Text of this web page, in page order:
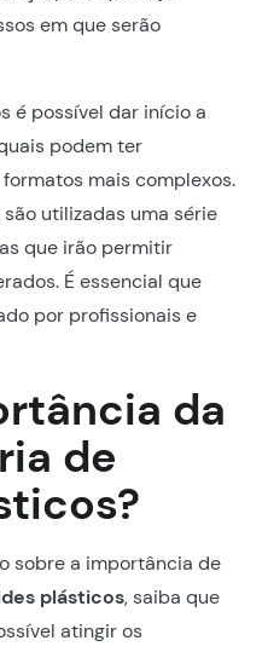
em que serão
é possível dar início a
podem ter
mais complexos.
utilizadas uma série
que irão permitir
É essencial que
por profissionais e
da
de
sobre a importância de
plásticos, saiba que
atingir os